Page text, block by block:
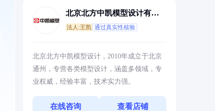
北京北方中凯模型设计有限
法人:王凯 通过真实性核验
北京北方中凯模型设计，2010年成立于北京
通州，专营各类模型设计，涵盖多领域，专
业权威，经验丰富，技术实力强。
在线咨询 查看店铺